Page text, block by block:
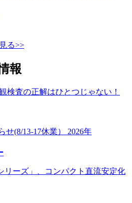
る>>
報
検査の正解はひとつじゃない！
せ(8/13-17休業） 2026年
リーズ」、コンパクト直流安定化